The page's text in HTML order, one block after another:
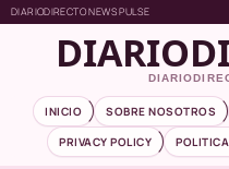
DIARIODIRECTO NEWS PULSE
INICIO SOBRE NOSOTROS
PRIVACY POLICY